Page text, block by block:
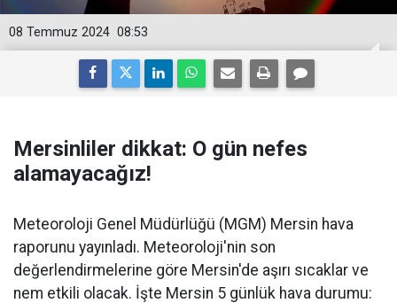
08:53
08 Temmuz 2024
Mersinliler dikkat: O gün nefes
alamayacağız!
Meteoroloji Genel Müdürlüğü (MGM) Mersin hava
raporunu yayınladı. Meteoroloji'nin son
değerlendirmelerine göre Mersin'de aşırı sıcaklar ve
nem etkili olacak. İşte Mersin 5 günlük hava durumu: